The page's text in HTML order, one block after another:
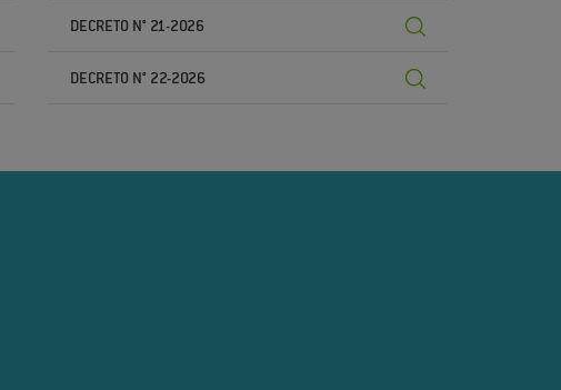
DECRETO N° 21-2026
DECRETO N° 22-2026